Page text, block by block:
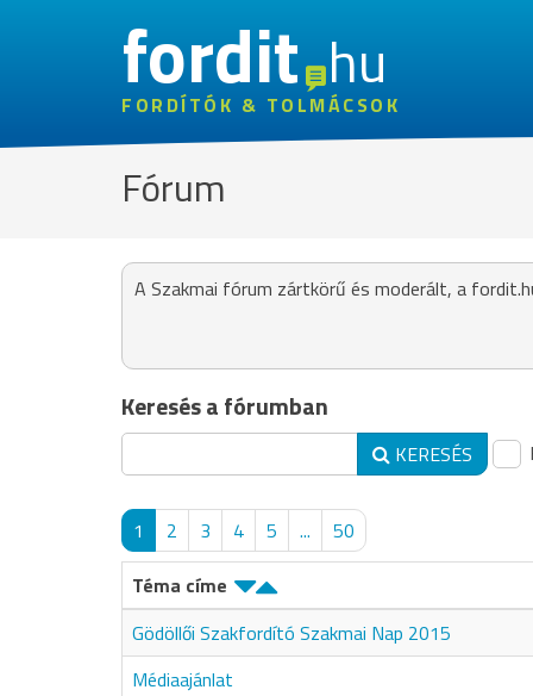
fordithu
FORDÍTÓK & TOLMÁCSOK
Fórum
A Szakmai fórum zártkörű és moderált, a
Keresés a fórumban
KERESÉS
1 2 3 4 5 ... 50
Téma címe
Gödöllői Szakfordító Szakmai Nap 2015
Médiaajánlat